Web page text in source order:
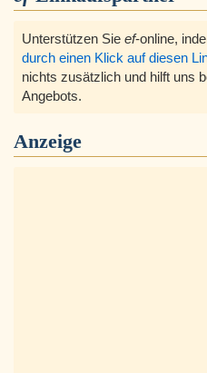
Unterstützen Sie ef-online,
durch einen Klick auf diesen
nichts zusätzlich und hilft uns
Angebots.
Anzeige